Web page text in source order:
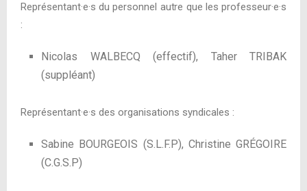
Représentant·e·s du personnel autre que les professeur·e·s
:
Nicolas WALBECQ (effectif), Taher TRIBAK
(suppléant)
Représentant·e·s des organisations syndicales :
Sabine BOURGEOIS (S.L.F.P), Christine GRÉGOIRE
(C.G.S.P)